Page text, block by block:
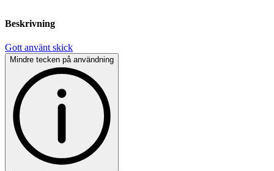
Beskrivning
Gott använt skick
Mindre tecken på användning